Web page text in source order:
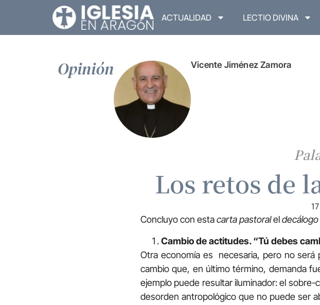
ACTUALIDAD LECTIO DIVINA
Opinión Vicente Jiménez Zamora
Los retos de
Concluyo con estacarta pastoraleldecálogo
Cambio de actitudes. “Tú debes
Otra economía es necesaria, pero no será
cambio que, en último término, demanda
ejemplo puede resultar iluminador: el sobre-
desorden antropológico que no puede ser